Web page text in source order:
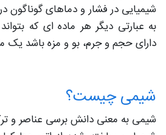
شیمیایی در فشار و دماهای گوناگون در
به عبارتی دیگر هر ماده ای که
دارای حجم و جرم، بو و مزه باشد یک
شیمی چیست؟
شیمی به معنی دانش برسی عناصر و